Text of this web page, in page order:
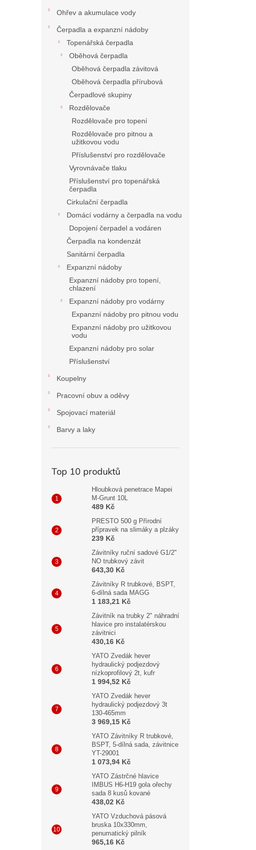
Ohřev a akumulace vody
Čerpadla a expanzní nádoby
Topenářská čerpadla
Oběhová čerpadla
Oběhová čerpadla závitová
Oběhová čerpadla přírubová
Čerpadlové skupiny
Rozdělovače
Rozdělovače pro topení
Rozdělovače pro pitnou a
užitkovou vodu
Příslušenství pro rozdělovače
Vyrovnávače tlaku
Příslušenství pro topenářská
čerpadla
Cirkulační čerpadla
Domácí vodárny a čerpadla na vodu
Dopojení čerpadel a vodáren
Čerpadla na kondenzát
Sanitární čerpadla
Expanzní nádoby
Expanzní nádoby pro topení,
chlazení
Expanzní nádoby pro vodárny
Expanzní nádoby pro pitnou vodu
Expanzní nádoby pro užitkovou
vodu
Expanzní nádoby pro solar
Příslušenství
Koupelny
Pracovní obuv a oděvy
Spojovací materiál
Barvy a laky
Top 10 produktů
Hloubková penetrace Mapei
M-Grunt 10L
489 Kč
PRESTO 500 g Přírodní
přípravek na slimáky a plzáky
239 Kč
Závitníky ruční sadové G1/2"
NO trubkový závit
643,30 Kč
Závitníky R trubkové, BSPT,
6-dílná sada MAGG
1 183,21 Kč
Závitník na trubky 2" náhradní
hlavice pro instalatérskou
závitnici
430,16 Kč
YATO Zvedák hever
hydraulický podjezdový
nízkoprofilový 2t, kufr
1 994,52 Kč
YATO Zvedák hever
hydraulický podjezdový 3t
130-465mm
3 969,15 Kč
YATO Závitníky R trubkové,
BSPT, 5-dílná sada, závitnice
YT-29001
1 073,94 Kč
YATO Zástrčné hlavice
IMBUS H6-H19 gola ořechy
sada 8 kusů kované
438,02 Kč
YATO Vzduchová pásová
bruska 10x330mm,
penumatický pilník
965,16 Kč